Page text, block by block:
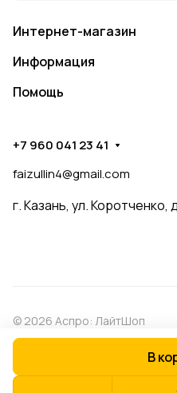
В
Интернет-магазин
Информация
Помощь
+7 960 041 23 41
faizullin4@gmail.com
г. Казань, ул. Коротченко,
© 2026 Аспро: ЛайтШоп
Разработано в